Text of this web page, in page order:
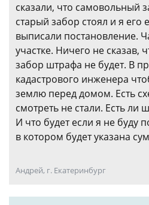
сказали, что самовольный
старый забор стоял и я его
выписали постановление.
участке. Ничего не сказав,
забор штрафа не будет. В
кадастрового инженера
землю перед домом. Есть
смотреть не стали. Есть ли
И что будет если я не буду
в котором будет указана
Андрей, г. Екатеринбург